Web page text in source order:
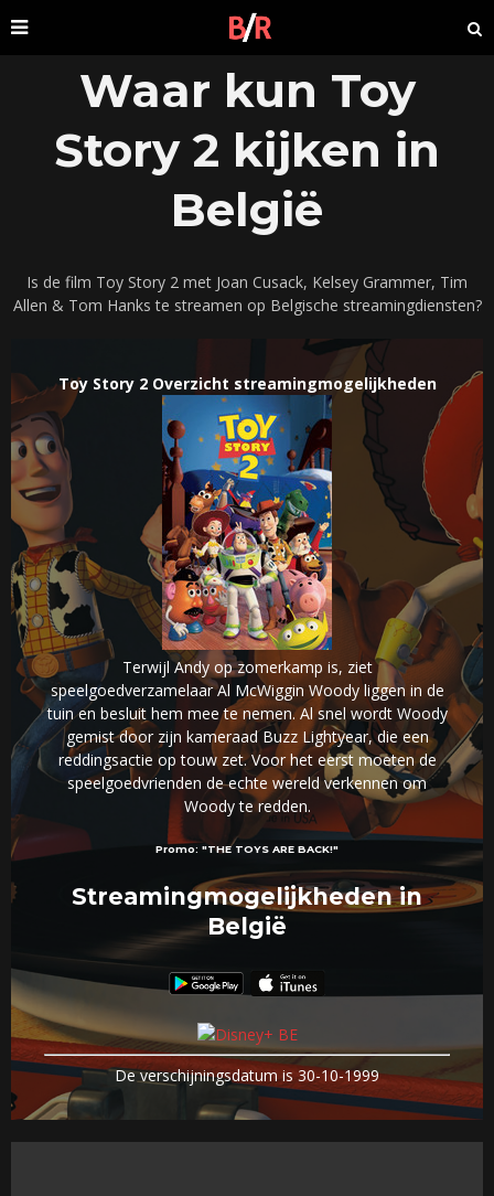
Waar kun Toy
Story 2 kijken in
België
Is de film Toy Story 2 met Joan Cusack, Kelsey Grammer, Tim
Allen & Tom Hanks te streamen op Belgische streamingdiensten?
Toy Story 2 Overzicht streamingmogelijkheden
Terwijl Andy op zomerkamp is, ziet
speelgoedverzamelaar Al McWiggin Woody liggen in de
tuin en besluit hem mee te nemen. Al snel wordt Woody
gemist door zijn kameraad Buzz Lightyear, die een
reddingsactie op touw zet. Voor het eerst moeten de
speelgoedvrienden de echte wereld verkennen om
Woody te redden.
Promo: "THE TOYS ARE BACK!"
Streamingmogelijkheden in
België
De verschijningsdatum is 30-10-1999